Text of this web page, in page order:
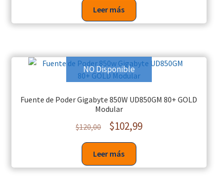
Leer más
NO Disponible
Fuente de Poder Gigabyte 850W UD850GM 80+ GOLD
Modular
$120,00 $102,99
Leer más